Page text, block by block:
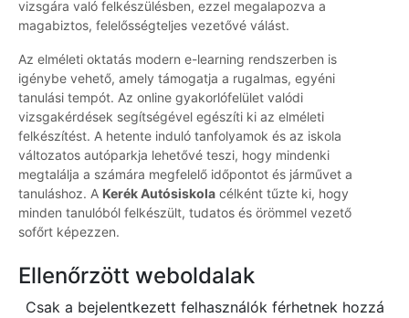
vizsgára való felkészülésben, ezzel megalapozva a
magabiztos, felelősségteljes vezetővé válást.
Az elméleti oktatás modern e-learning rendszerben is
igénybe vehető, amely támogatja a rugalmas, egyéni
tanulási tempót. Az online gyakorlófelület valódi
vizsgakérdések segítségével egészíti ki az elméleti
felkészítést. A hetente induló tanfolyamok és az iskola
változatos autóparkja lehetővé teszi, hogy mindenki
megtalálja a számára megfelelő időpontot és járművet a
tanuláshoz. A Kerék Autósiskola célként tűzte ki, hogy
minden tanulóból felkészült, tudatos és örömmel vezető
sofőrt képezzen.
Ellenőrzött weboldalak
Csak a bejelentkezett felhasználók férhetnek hozzá